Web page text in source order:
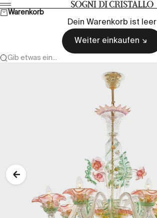
Zum Inhalt springenSogni di cristallo
Menü
Warenkorb
Dein Warenkorb ist leer
Weiter einkaufen
Gib etwas ein...